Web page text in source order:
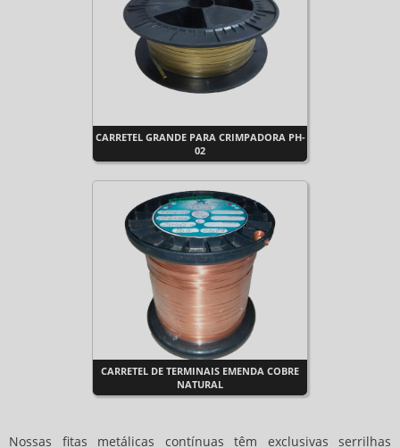
CARRETEL GRANDE PARA CRIMPADORA PH-
02
CARRETEL DE TERMINAIS EMENDA COBRE
NATURAL
Nossas fitas metálicas contínuas têm exclusivas serrilhas